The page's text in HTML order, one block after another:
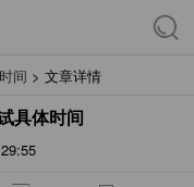
间 > 文章详情
具体时间